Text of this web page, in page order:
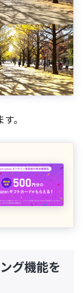
。
グ機能を